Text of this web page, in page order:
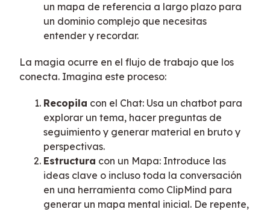
un mapa de referencia a largo plazo para
un dominio complejo que necesitas
entender y recordar.
La magia ocurre en el flujo de trabajo que los
conecta. Imagina este proceso:
Recopila con el Chat: Usa un chatbot para
explorar un tema, hacer preguntas de
seguimiento y generar material en bruto y
perspectivas.
Estructura con un Mapa: Introduce las
ideas clave o incluso toda la conversación
en una herramienta como ClipMind para
generar un mapa mental inicial. De repente,